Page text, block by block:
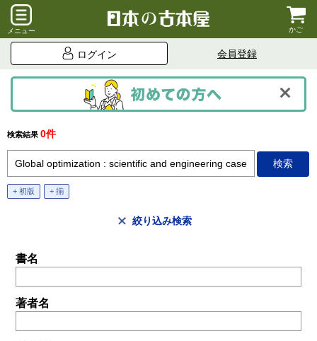
メニュー かご
ログイン 会員登録
検索結果 0件
+ 初版 + 揃
絞り込み検索
書名
著者名